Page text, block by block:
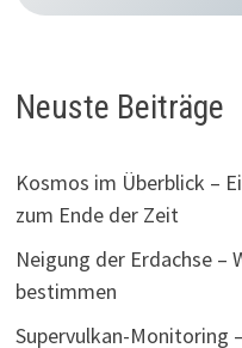
Neuste Beiträge
Kosmos im Überblick –
zum Ende der Zeit
Neigung der Erdachse –
bestimmen
Supervulkan-Monitoring